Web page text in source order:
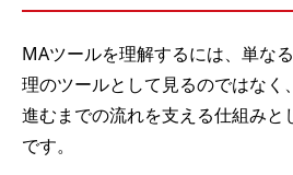
MAツールを理解するには、単な
理のツールとして見るのではなく
進むまでの流れを支える仕組みと
です。